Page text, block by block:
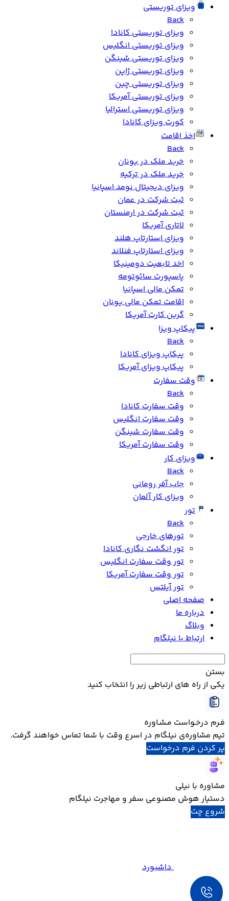
ویزای توریستی
Back
ویزای توریستی کانادا
ویزای توریستی انگلیس
ویزای توریستی شینگن
ویزای توریستی ژاپن
ویزای توریستی چین
ویزای توریستی آمریکا
ویزای توریستی استرالیا
کورت ویزای کانادا
اخذ اقامت
Back
خرید ملک در یونان
خرید ملک در ترکیه
ویزای دیجیتال نومد اسپانیا
ثبت شرکت در عمان
ثبت شرکت در ارمنستان
لاتاری آمریکا
ویزای استارتاپ هلند
ویزای استارتاپ فنلاند
اخد تابعیت دومینیکا
پاسپورت سائوتومه
تمکن مالی اسپانیا
اقامت تمکن مالی یونان
گرین کارت آمریکا
پیکاپ ویزا
Back
پیکاپ ویزای کانادا
پیکاپ ویزای آمریکا
وقت سفارت
Back
وقت سفارت کانادا
وقت سفارت انگلیس
وقت سفارت شینگن
وقت سفارت آمریکا
ویزای کار
Back
جاب آفر رومانی
ویزای کار آلمان
تور
Back
تورهای خارجی
تور انگشت نگاری کانادا
تور وقت سفارت انگلیس
تور وقت سفارت آمریکا
تور آیلتس
صفحه اصلی
درباره ما
وبلاگ
ارتباط با نیلگام
بستن
یکی از راه های ارتباطی زیر را انتخاب کنید
فـرم درخـواست مـشـاوره
تیم مشاوره‌ی نیلگام در اسرع وقت با شما تماس خواهند گرفت.
پر کردن فرم درخواست
مشاوره با نیلی
دستیار هوش مصنوعی سفر و مهاجرت نیلگام
شروع چت
داشبورد